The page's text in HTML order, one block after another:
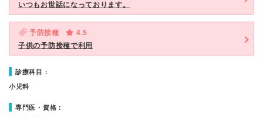
いつもお世話になっております。
予防接種
4.5
子供の予防接種で利用
診療科目：
小児科
専門医・資格：